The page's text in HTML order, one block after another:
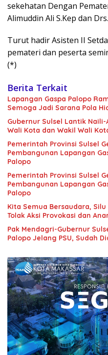
sekehatan Dengan
Alimuddin Ali S.Kep dan
Turut hadir Asisten II
pemateri dan peserta
(*)
Berita Terkait
Lapangan Gaspa Palopo
Semoga Jadi Sarana Pola
Gubernur Sulsel Lantik
Wali Kota dan Wakil Wali
Pemerintah Provinsi Sulsel
Pembangunan Lapangan
Palopo
Pemerintah Provinsi Sulsel
Pembangunan Lapangan
Palopo
Kita Semua Bersaudara,
Tolak Aksi Provokasi dan
Pak Mendagri-Gubernur
Palopo Jelang PSU, Sudah